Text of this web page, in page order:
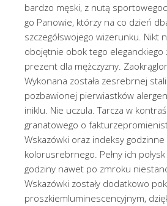
bardzo męski, z nutą
go Panowie, którzy na co dzień
szczegółswojego wizerunku. Nikt
obojętnie obok tego eleganckiego
prezent dla mężczyzny.
Wykonana została zesrebrnej
pozbawionej pierwiastków
iniklu. Nie uczula. Tarcza w
granatowego o
Wskazówki oraz indeksy
kolorusrebrnego. Pełny ich
godziny nawet po zmroku
Wskazówki zostały dodatkowo
proszkiemluminescencyjnym,